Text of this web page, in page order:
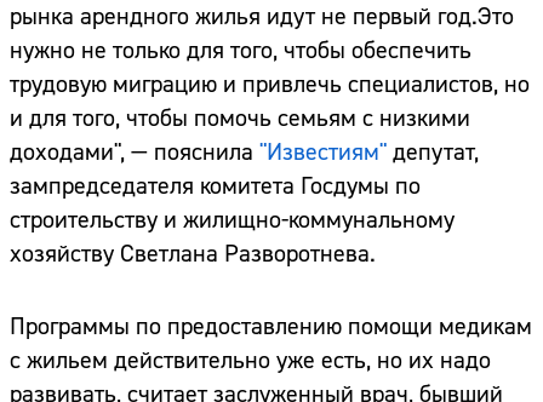
рынка арендного жилья идут не первый год.Это
нужно не только для того, чтобы обеспечить
трудовую миграцию и привлечь специалистов, но
и для того, чтобы помочь семьям с низкими
доходами", — пояснила "Известиям" депутат,
зампредседателя комитета Госдумы по
строительству и жилищно-коммунальному
хозяйству Светлана Разворотнева.
Программы по предоставлению помощи медикам
с жильем действительно уже есть, но их надо
развивать, считает заслуженный врач, бывший